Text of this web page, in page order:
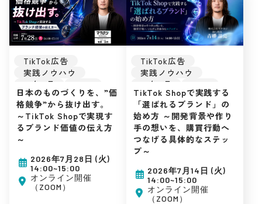
TikTok広告
実践ノウハウ
26年7月
バズ
ライブ配信
TikTok Shop
EC戦略
初めてのEC
集客ノウハウ
日本のものづくりを、”価
格競争”から抜け出す。
～TikTok Shopで実現す
るブランド価値の伝え方
～
2026年7月28日 (火)
14:00~15:00
オンライン開催
（ZOOM）
TikTok広告
実践ノウハウ
26年7月
バズ
ライブ配信
TikTok Shop
EC戦略
初めてのEC
広告運用
集客ノウハウ
TikTok Shopで実践する
「選ばれるブランド」の
始め方 ～開発背景や作り
手の想いを、購買行動へ
つなげる具体的なステッ
プ～
2026年7月14日 (火)
14:00~15:00
オンライン開催
（ZOOM）